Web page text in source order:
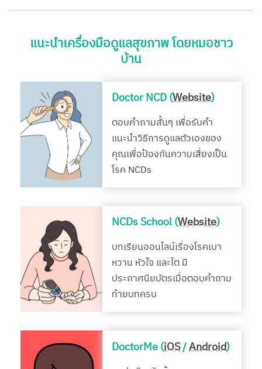
แนะนำเครื่องมือดูแลสุขภาพ โดยหมอชาว
บ้าน
Doctor NCD (Website)
ตอบคำถามสั้นๆ เพื่อรับคำ
แนะนำวิธีการดูแลตัวเองของ
คุณเพื่อป้องกันความเสี่ยงเป็น
โรค NCDs
NCDs School (Website)
บทเรียนออนไลน์เรื่องโรคเบา
หวาน หัวใจ และไต มี
ประกาศนียบัตรเมื่อตอบคำถาม
ท้ายบทครบ
DoctorMe (iOS/Android)